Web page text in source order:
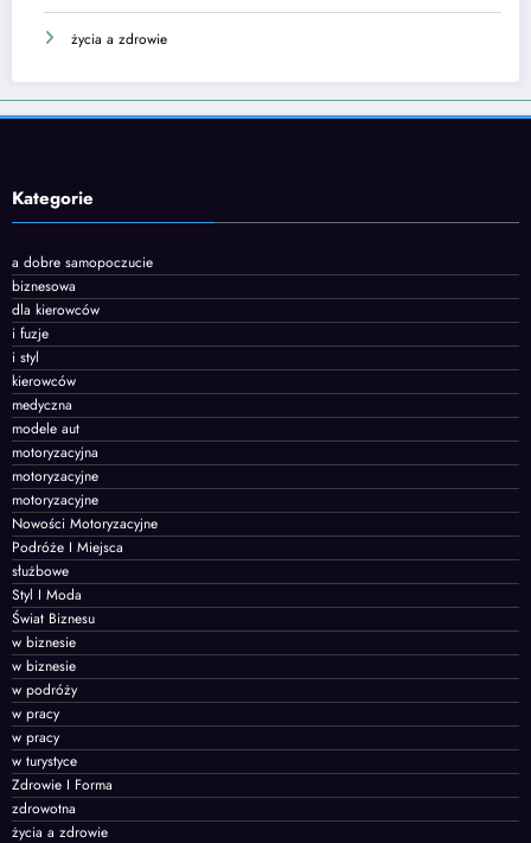
życia a zdrowie
Kategorie
a dobre samopoczucie
biznesowa
dla kierowców
i fuzje
i styl
kierowców
medyczna
modele aut
motoryzacyjna
motoryzacyjne
motoryzacyjne
Nowości Motoryzacyjne
Podróże I Miejsca
służbowe
Styl I Moda
Świat Biznesu
w biznesie
w biznesie
w podróży
w pracy
w pracy
w turystyce
Zdrowie I Forma
zdrowotna
życia a zdrowie